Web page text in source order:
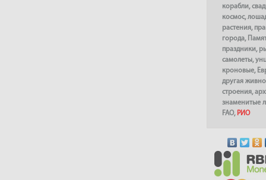
корабли,
космос,
растения,
города,
праздники,
самолеты,
кроновые,
другая
строения,
знаменитые
FAO, РИО